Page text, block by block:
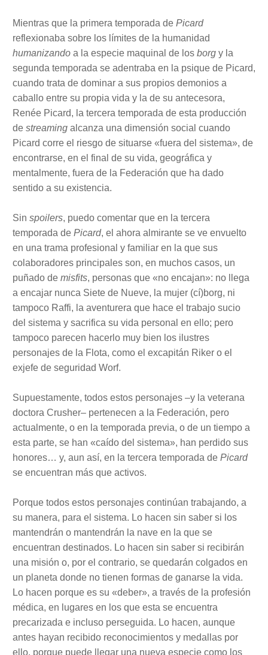
Mientras que la primera temporada de Picard
reflexionaba sobre los límites de la humanidad
humanizando a la especie maquinal de los borg y la
segunda temporada se adentraba en la psique de Picard,
cuando trata de dominar a sus propios demonios a
caballo entre su propia vida y la de su antecesora,
Renée Picard, la tercera temporada de esta producción
de streaming alcanza una dimensión social cuando
Picard corre el riesgo de situarse «fuera del sistema», de
encontrarse, en el final de su vida, geográfica y
mentalmente, fuera de la Federación que ha dado
sentido a su existencia.
Sin spoilers, puedo comentar que en la tercera
temporada de Picard, el ahora almirante se ve envuelto
en una trama profesional y familiar en la que sus
colaboradores principales son, en muchos casos, un
puñado de misfits, personas que «no encajan»: no llega
a encajar nunca Siete de Nueve, la mujer (cí)borg, ni
tampoco Raffi, la aventurera que hace el trabajo sucio
del sistema y sacrifica su vida personal en ello; pero
tampoco parecen hacerlo muy bien los ilustres
personajes de la Flota, como el excapitán Riker o el
exjefe de seguridad Worf.
Supuestamente, todos estos personajes –y la veterana
doctora Crusher– pertenecen a la Federación, pero
actualmente, o en la temporada previa, o de un tiempo a
esta parte, se han «caído del sistema», han perdido sus
honores… y, aun así, en la tercera temporada de Picard
se encuentran más que activos.
Porque todos estos personajes continúan trabajando, a
su manera, para el sistema. Lo hacen sin saber si los
mantendrán o mantendrán la nave en la que se
encuentran destinados. Lo hacen sin saber si recibirán
una misión o, por el contrario, se quedarán colgados en
un planeta donde no tienen formas de ganarse la vida.
Lo hacen porque es su «deber», a través de la profesión
médica, en lugares en los que esta se encuentra
precarizada e incluso perseguida. Lo hacen, aunque
antes hayan recibido reconocimientos y medallas por
ello, porque puede llegar una nueva especie como los